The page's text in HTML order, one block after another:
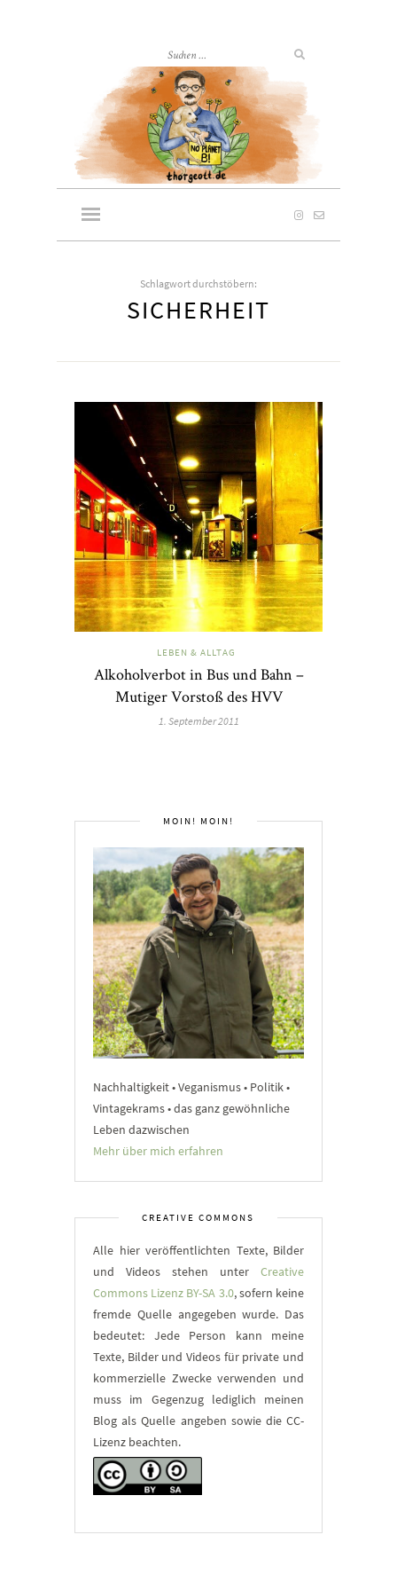
Schlagwort durchstöbern:
SICHERHEIT
LEBEN & ALLTAG
Alkoholverbot in Bus und Bahn –
Mutiger Vorstoß des HVV
1. September 2011
MOIN! MOIN!
Nachhaltigkeit • Veganismus • Politik •
Vintagekrams • das ganz gewöhnliche
Leben dazwischen
Mehr über mich erfahren
CREATIVE COMMONS
Alle hier veröffentlichten Texte, Bilder
und Videos stehen unter Creative
Commons Lizenz BY-SA 3.0, sofern keine
fremde Quelle angegeben wurde. Das
bedeutet: Jede Person kann meine
Texte, Bilder und Videos für private und
kommerzielle Zwecke verwenden und
muss im Gegenzug lediglich meinen
Blog als Quelle angeben sowie die CC-
Lizenz beachten.